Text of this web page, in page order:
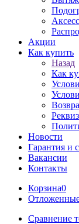
Акции
Как купить
Назад
Как
Новости
Гарантия и
Вакансии
Контакты
Корзина0
Сравнение